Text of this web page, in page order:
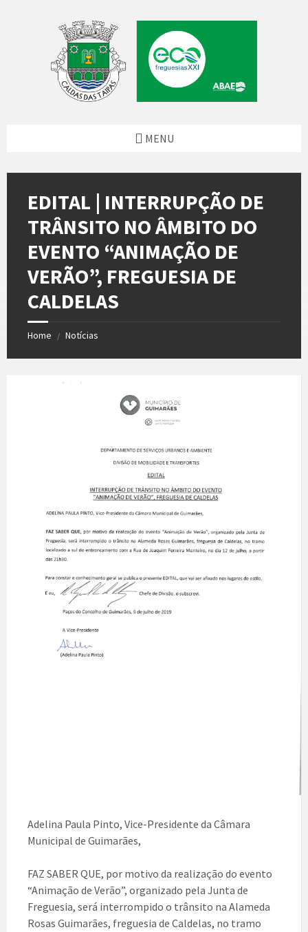
MENU
EDITAL | INTERRUPÇÃO DE
TRÂNSITO NO ÂMBITO DO
EVENTO “ANIMAÇÃO DE
VERÃO”, FREGUESIA DE
CALDELAS
Home / Notícias
Adelina Paula Pinto, Vice-Presidente da Câmara
Municipal de Guimarães,
FAZ SABER QUE, por motivo da realização do evento
“Animação de Verão”, organizado pela Junta de
Freguesia, será interrompido o trânsito na Alameda
Rosas Guimarães, freguesia de Caldelas, no tramo